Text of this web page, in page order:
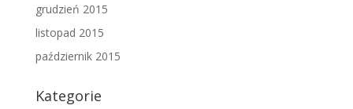
grudzień 2015
listopad 2015
październik 2015
Kategorie